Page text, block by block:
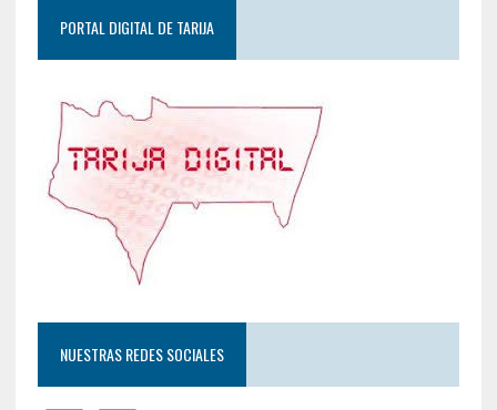
PORTAL DIGITAL DE TARIJA
NUESTRAS REDES SOCIALES